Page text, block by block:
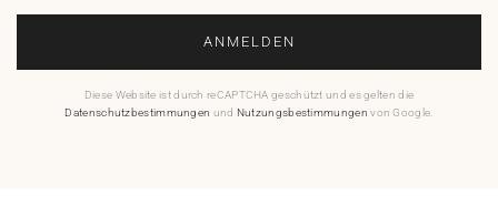
ANMELDEN
Diese Website ist durch reCAPTCHA geschützt und es gelten die
Datenschutzbestimmungen und Nutzungsbestimmungen von Google.